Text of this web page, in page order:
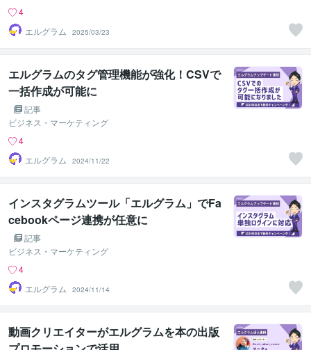
4
エルグラム
2025/03/23
エルグラムのタグ管理機能が強化！CSVで
一括作成が可能に
記事
ビジネス・マーケティング
4
エルグラム
2024/11/22
インスタグラムツール「エルグラム」でFa
cebookページ連携が任意に
記事
ビジネス・マーケティング
4
エルグラム
2024/11/14
動画クリエイターがエルグラムを本の出版